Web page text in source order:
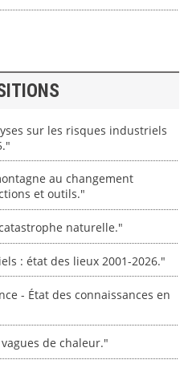
sur les risques industriels
au changement
et outils."
naturelle."
: état des lieux 2001-2026."
- État des connaissances en
de chaleur."